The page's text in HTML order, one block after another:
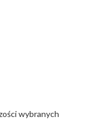
wybranych